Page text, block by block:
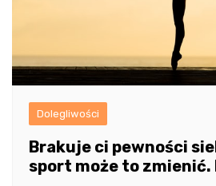
Dolegliwości
Brakuje ci pewności
sport może to zmienić.